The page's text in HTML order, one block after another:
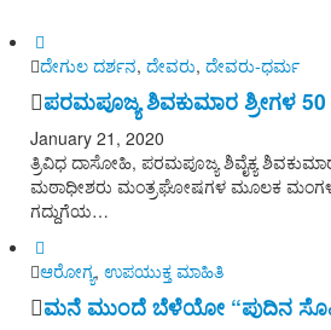
ದೇಗುಲ ದರ್ಶನ, ದೇವರು, ದೇವರು-ಧರ್ಮ
ಪರಮಪೂಜ್ಯ ಶಿವಕುಮಾರ ಶ್ರೀಗಳ
January 21, 2020
ತ್ರಿವಿಧ ದಾಸೋಹಿ, ಪರಮಪೂಜ್ಯ ಶಿವೈಕ್ಯ
ಮಠಾಧೀಶರು ಮಂತ್ರಘೋಷಗಳ ಮೂಲಕ
ಗದ್ದುಗೆಯ…
ಆರೋಗ್ಯ, ಉಪಯುಕ್ತ ಮಾಹಿತಿ
ಮನೆ ಮುಂದೆ ಬೆಳೆಯೋ “ಪುದಿನ